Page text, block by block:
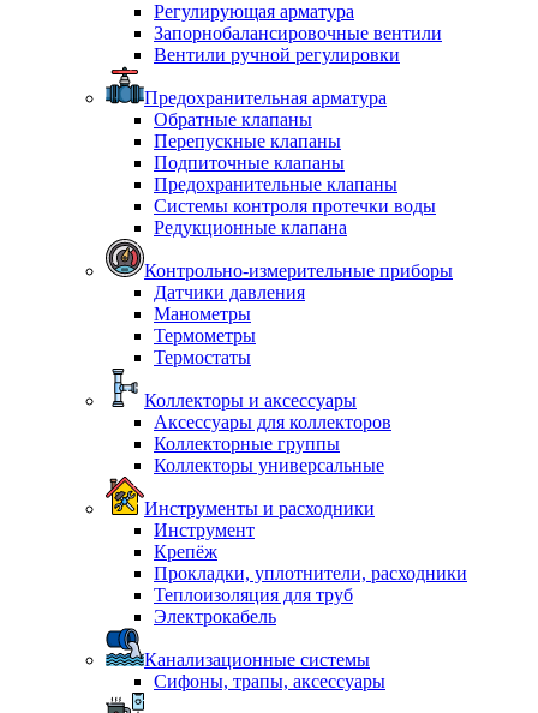
Регулирующая арматура
Запорнобалансировочные вентили
Вентили ручной регулировки
Предохранительная арматура
Обратные клапаны
Перепускные клапаны
Подпиточные клапаны
Предохранительные клапаны
Системы контроля протечки воды
Редукционные клапана
Контрольно-измерительные приборы
Датчики давления
Манометры
Термометры
Термостаты
Коллекторы и аксессуары
Аксессуары для коллекторов
Коллекторные группы
Коллекторы универсальные
Инструменты и расходники
Инструмент
Крепёж
Прокладки, уплотнители, расходники
Теплоизоляция для труб
Электрокабель
Канализационные системы
Сифоны, трапы, аксессуары